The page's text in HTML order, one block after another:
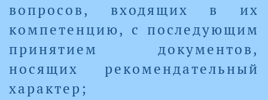
вопросов, входящих в их
компетенцию, с последующим
принятием документов,
носящих рекомендательный
характер;